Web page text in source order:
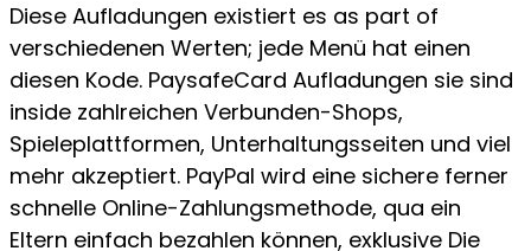
Diese Aufladungen existiert es as part of
verschiedenen Werten; jede Menü hat einen
diesen Kode. PaysafeCard Aufladungen sie sind
inside zahlreichen Verbunden-Shops,
Spieleplattformen, Unterhaltungsseiten und viel
mehr akzeptiert. PayPal wird eine sichere ferner
schnelle Online-Zahlungsmethode, qua ein
Eltern einfach bezahlen können, exklusive Die